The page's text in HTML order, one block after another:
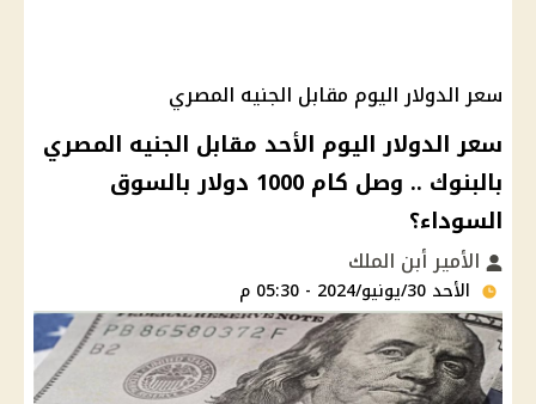
سعر الدولار اليوم مقابل الجنيه المصري
سعر الدولار اليوم الأحد مقابل الجنيه المصري
بالبنوك .. وصل كام 1000 دولار بالسوق
السوداء؟
الأمير أبن الملك
الأحد 30/يونيو/2024 - 05:30 م